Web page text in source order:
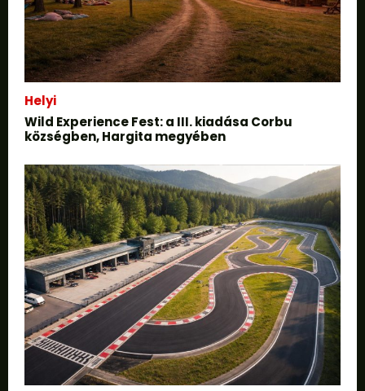
Helyi
Wild Experience Fest: a III. kiadása Corbu
községben, Hargita megyében